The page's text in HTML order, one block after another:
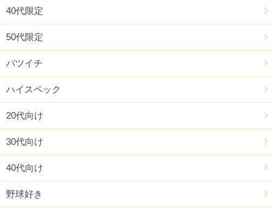
40代限定
50代限定
バツイチ
ハイスペック
20代向け
30代向け
40代向け
野球好き